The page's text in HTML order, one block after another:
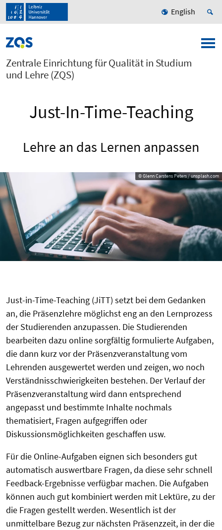
English
Zentrale Einrichtung für Qualität in Studium
und Lehre (ZQS)
Just-In-Time-Teaching
Lehre an das Lernen anpassen
© Glenn Carstens Peters / unsplash.com
Just-in-Time-Teaching (JiTT) setzt bei dem Gedanken
an, die Präsenzlehre möglichst eng an den Lernprozess
der Studierenden anzupassen. Die Studierenden
bearbeiten dazu online sorgfältig formulierte Aufgaben,
die dann kurz vor der Präsenzveranstaltung vom
Lehrenden ausgewertet werden und zeigen, wo noch
Verständnisschwierigkeiten bestehen. Der Verlauf der
Präsenzveranstaltung wird dann entsprechend
angepasst und bestimmte Inhalte nochmals
thematisiert, Fragen aufgegriffen oder
Diskussionsmöglichkeiten geschaffen usw.
Für die Online-Aufgaben eignen sich besonders gut
automatisch auswertbare Fragen, da diese sehr schnell
Feedback-Ergebnisse verfügbar machen. Die Aufgaben
können auch gut kombiniert werden mit Lektüre, zu der
die Fragen gestellt werden. Wesentlich ist der
unmittelbare Bezug zur nächsten Präsenzzeit, in der die